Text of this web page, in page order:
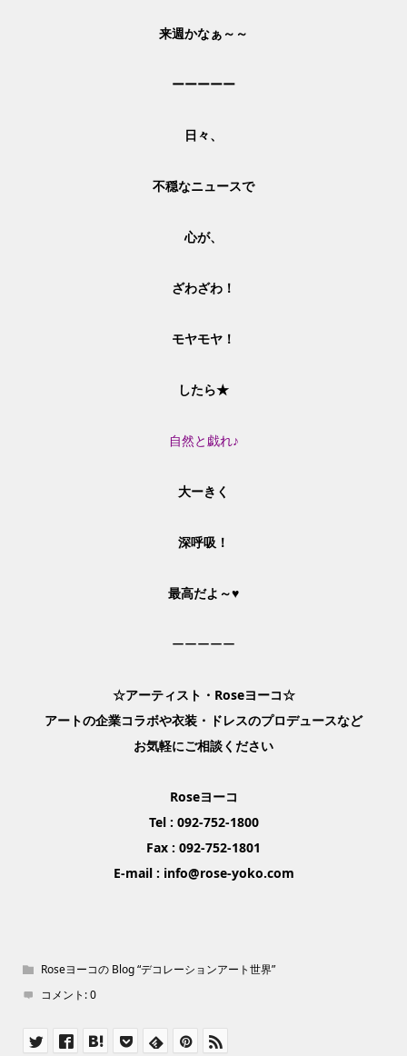
来週かなぁ～～
ーーーーー
日々、
不穏なニュースで
心が、
ざわざわ！
モヤモヤ！
したら★
自然と戯れ♪
大ーきく
深呼吸！
最高だよ～♥
ーーーーー
☆アーティスト・Roseヨーコ☆
アートの企業コラボや衣装・ドレスのプロデュースなど
お気軽にご相談ください
Roseヨーコ
Tel : 092-752-1800
Fax : 092-752-1801
E-mail : info@rose-yoko.com
Roseヨーコの Blog “デコレーションアート世界”
コメント:0